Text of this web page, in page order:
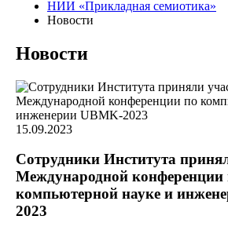
НИИ «Прикладная семиотика»
Новости
Новости
15.09.2023
Сотрудники Института
Международной конференции
компьютерной науке и
2023